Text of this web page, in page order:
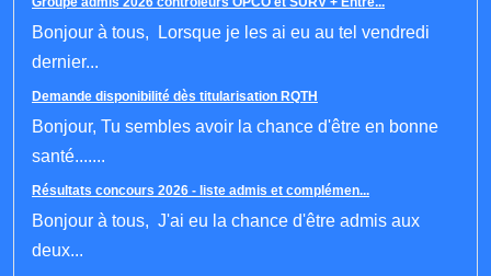
Bonjour à tous, Lorsque je les ai eu au tel vendredi
dernier...
Demande disponibilité dès titularisation RQTH
Bonjour, Tu sembles avoir la chance d'être en bonne
santé.......
Résultats concours 2026 - liste admis et complémen...
Bonjour à tous, J'ai eu la chance d'être admis aux
deux...